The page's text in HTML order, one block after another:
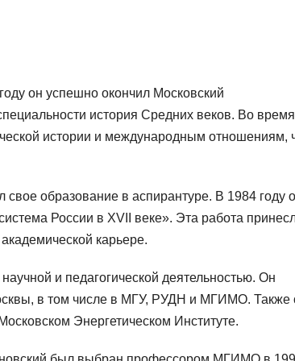
он успешно окончил Московский
история Средних веков. Во время
истории и международным отношениям,
образование в аспирантуре. В 1984 году
России в XVII веке». Эта работа
карьере.
и педагогической деятельностью. Он
в том числе в МГУ, РУДН и МГИМО. Также
Энергетическом Институте.